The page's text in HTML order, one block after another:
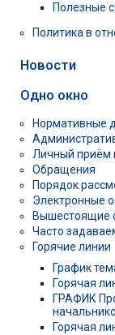
Полезные
Политика в
Новости
Одно окно
Нормативные
Личный приём
Обращения
Порядок
Электронные
Вышестоящие
Часто
Горячие линии
График
Горячая
ГРАФИК
Горячая